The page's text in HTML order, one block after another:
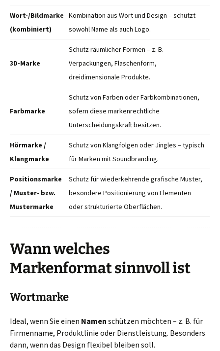
Wort-/Bildmarke
(kombiniert)
Kombination aus Wort und Design – schützt
sowohl Name als auch Logo.
3D-Marke
Schutz räumlicher Formen – z. B.
Verpackungen, Flaschenform,
dreidimensionale Produkte.
Farbmarke
Schutz von Farben oder Farbkombinationen,
sofern diese markenrechtliche
Unterscheidungskraft besitzen.
Hörmarke /
Klangmarke
Schutz von Klangfolgen oder Jingles – typisch
für Marken mit Soundbranding.
Positionsmarke
/ Muster- bzw.
Mustermarke
Schutz für wiederkehrende grafische Muster,
besondere Positionierung von Elementen
oder strukturierte Oberflächen.
Wann welches
Markenformat sinnvoll ist
Wortmarke
Ideal, wenn Sie einen Namen schützen möchten – z. B. für
Firmenname, Produktlinie oder Dienstleistung. Besonders
dann, wenn das Design flexibel bleiben soll.